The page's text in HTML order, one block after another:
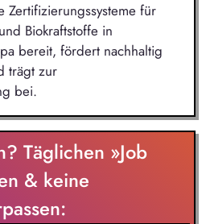
Zertifizierungssysteme für
Biokraftstoffe in
bereit, fördert nachhaltig
trägt zur
bei.
Täglichen »Job
& keine